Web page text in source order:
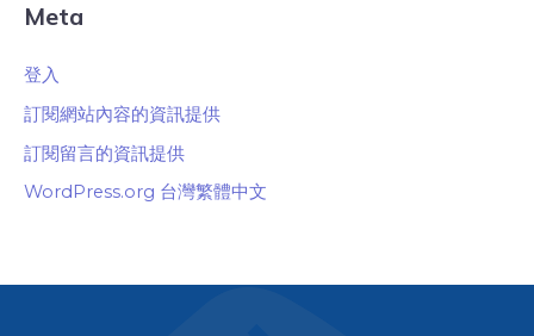
Meta
登入
訂閱網站內容的資訊提供
訂閱留言的資訊提供
WordPress.org 台灣繁體中文